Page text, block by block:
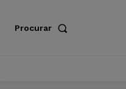
Procurar